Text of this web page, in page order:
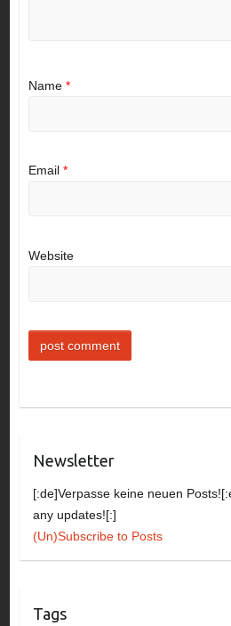
Name *
Email *
Website
Newsletter
[:de]Verpasse keine neuen
any updates![:]
(Un)Subscribe to Posts
Tags